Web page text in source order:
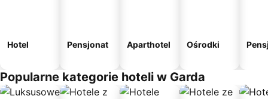
Hotel Pensjonat Aparthotel Ośrodki
Popularne kategorie hoteli w Garda